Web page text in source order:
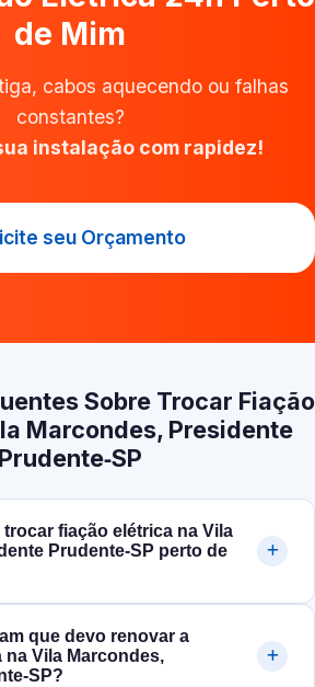
de Mim
cabos aquecendo ou falhas
constantes?
instalação com rapidez!
seu Orçamento
Sobre Trocar Fiação
Marcondes, Presidente
Prudente‑SP
fiação elétrica na Vila
Prudente‑SP perto de
que devo renovar a
Vila Marcondes,